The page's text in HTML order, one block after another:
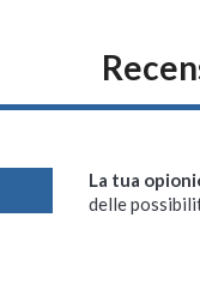
La tua
delle